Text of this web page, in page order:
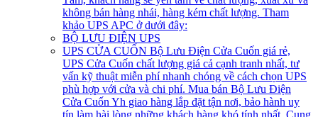
không bán hàng nhái, hàng kém chất lượng. Tham
khảo UPS APC ở dưới đây:
BỘ LƯU ĐIỆN UPS
UPS CỬA CUỐN Bộ Lưu Điện Cửa Cuốn giá rẻ,
UPS Cửa Cuốn chất lượng giá cả cạnh tranh nhất, tư
vấn kỹ thuật miễn phí nhanh chóng về cách chọn UPS
phù hợp với cửa và chi phí. Mua bán Bộ Lưu Điện
Cửa Cuốn Yh giao hàng lắp đặt tận nơi, bảo hành uy
tín làm hài lòng những khách hàng khó tính nhất. Cung